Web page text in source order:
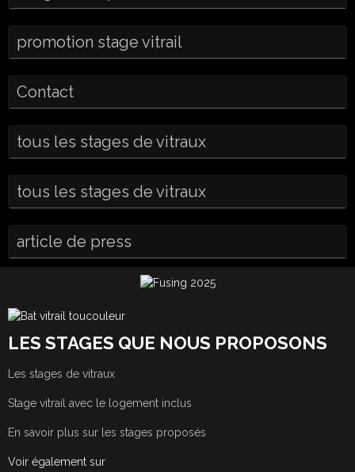
promotion stage vitrail
Contact
tous les stages de vitraux
tous les stages de vitraux
article de press
LES STAGES QUE NOUS PROPOSONS
Les stages de vitraux
Stage vitrail avec le logement inclus
En savoir plus sur les stages proposés
Voir également sur